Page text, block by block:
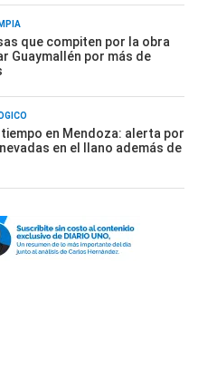
que compiten por la obra
Guaymallén por más de
en Mendoza: alerta por
en el llano además de